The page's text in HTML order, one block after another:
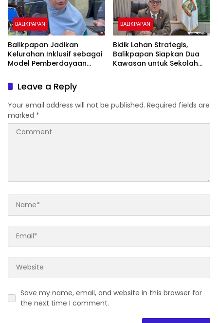
BALIKPAPAN
Balikpapan Jadikan
Kelurahan Inklusif sebagai
Model Pemberdayaan
BALIKPAPAN
Bidik Lahan Strategis,
Balikpapan Siapkan Dua
Kawasan untuk Sekolah
Leave a Reply
Your email address will not be published. Required fields are
marked *
Save my name, email, and website in this browser for
the next time I comment.